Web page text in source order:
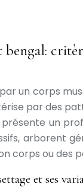
un corps
par des
un
arborent
corps ou des
et ses